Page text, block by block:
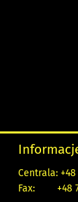
Centrala: +48
Fax:
+48